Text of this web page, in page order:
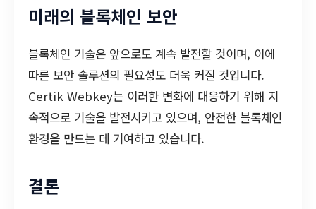
미래의 블록체인 보안
블록체인 기술은 앞으로도 계속 발전할 것이며, 이에
따른 보안 솔루션의 필요성도 더욱 커질 것입니다.
Certik Webkey는 이러한 변화에 대응하기 위해 지
속적으로 기술을 발전시키고 있으며, 안전한 블록체인
환경을 만드는 데 기여하고 있습니다.
결론